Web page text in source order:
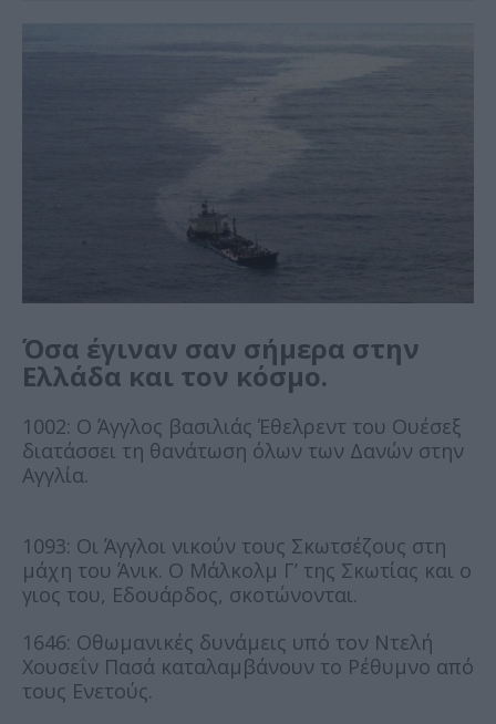
Όσα έγιναν σαν σήμερα στην
Ελλάδα και τον κόσμο.
1002: Ο Άγγλος βασιλιάς Έθελρεντ του Ουέσεξ
διατάσσει τη θανάτωση όλων των Δανών στην
Αγγλία.
1093: Οι Άγγλοι νικούν τους Σκωτσέζους στη
μάχη του Άνικ. Ο Μάλκολμ Γ’ της Σκωτίας και ο
γιος του, Εδουάρδος, σκοτώνονται.
1646: Οθωμανικές δυνάμεις υπό τον Ντελή
Χουσεΐν Πασά καταλαμβάνουν το Ρέθυμνο από
τους Ενετούς.